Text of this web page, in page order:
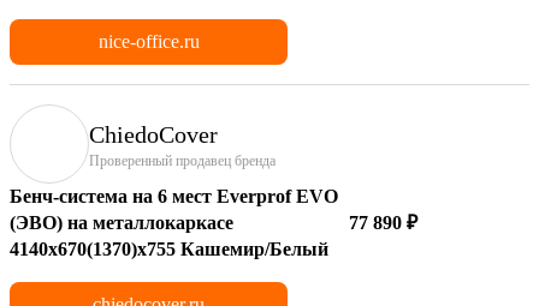
nice-office.ru
ChiedoCover
Проверенный продавец бренда
Бенч-система на 6 мест Everprof EVO
(ЭВО) на металлокаркасе
4140х670(1370)x755 Кашемир/Белый
77 890 ₽